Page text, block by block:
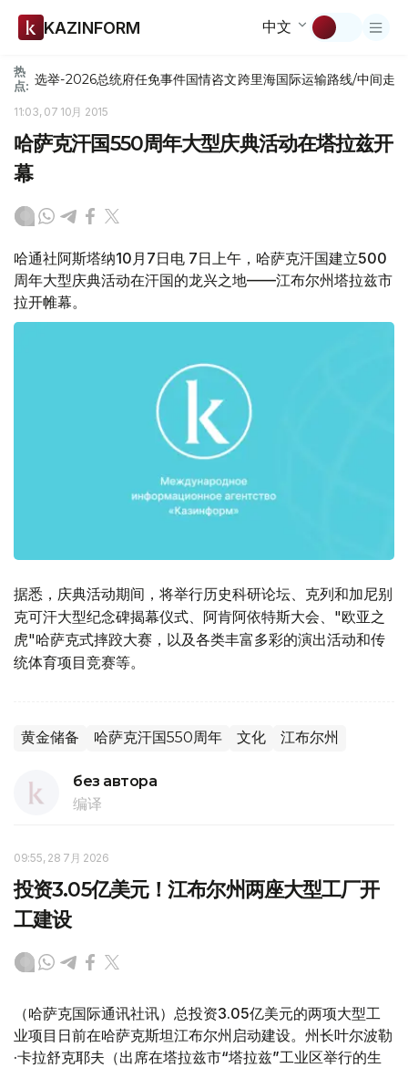
KAZINFORM 中文
热
点: 选举-2026总统府任免事件国情咨文跨里海国际运输路线/中间走廊
11:03, 07 10月 2015
哈萨克汗国550周年大型庆典活动在塔拉兹开
幕
哈通社阿斯塔纳10月7日电 7日上午，哈萨克汗国建立500
周年大型庆典活动在汗国的龙兴之地——江布尔州塔拉兹市
拉开帷幕。
据悉，庆典活动期间，将举行历史科研论坛、克列和加尼别
克可汗大型纪念碑揭幕仪式、阿肯阿依特斯大会、"欧亚之
虎"哈萨克式摔跤大赛，以及各类丰富多彩的演出活动和传
统体育项目竞赛等。
黄金储备 哈萨克汗国550周年 文化 江布尔州
без автора
编译
09:55, 28 7月 2026
投资3.05亿美元！江布尔州两座大型工厂开
工建设
（哈萨克国际通讯社讯）总投资3.05亿美元的两项大型工
业项目日前在哈萨克斯坦江布尔州启动建设。州长叶尔波勒
·卡拉舒克耶夫（出席在塔拉兹市“塔拉兹”工业区举行的生